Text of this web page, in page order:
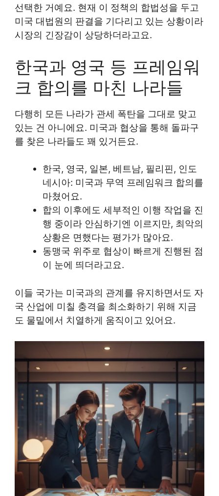
선택한 거예요. 현재 이 정책의 합법성을 두고
미국 대법원의 판결을 기다리고 있는 상황이라
시장의 긴장감이 상당하더라고요.
한국과 영국 등 프레임워
크 합의를 마친 나라들
다행히 모든 나라가 관세 폭탄을 그대로 맞고
있는 건 아니에요. 미국과 협상을 통해 돌파구
를 찾은 나라들도 꽤 있거든요.
한국, 영국, 일본, 베트남, 필리핀, 인도
네시아: 미국과 무역 프레임워크 합의를
마쳤어요.
합의 이후에도 세부적인 이행 작업을 진
행 중이라 안심하기엔 이르지만, 최악의
상황은 면했다는 평가가 많아요.
동맹국 위주로 협상이 빠르게 진행된 점
이 눈에 띄더라고요.
이들 국가는 미국과의 관계를 유지하면서도 자
국 산업에 미칠 충격을 최소화하기 위해 지금
도 물밑에서 치열하게 움직이고 있어요.